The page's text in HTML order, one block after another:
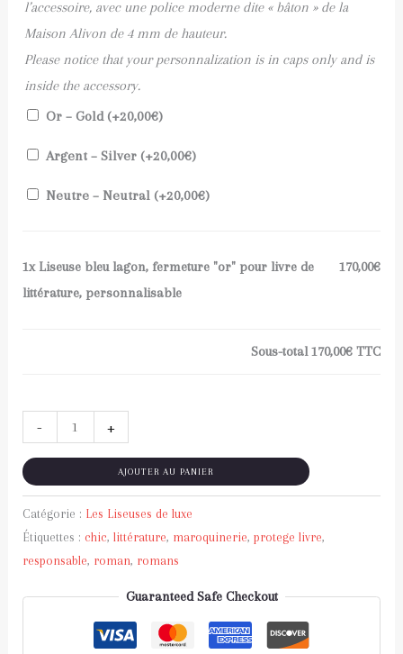
l’accessoire, avec une police moderne dite « bâton » de la
Maison Alivon de 4 mm de hauteur.
Please notice that your personnalization is in caps only and is
inside the accessory.
Or – Gold (+20,00€)
Argent – Silver (+20,00€)
Neutre – Neutral (+20,00€)
1x Liseuse bleu lagon, fermeture "or" pour livre de
littérature, personnalisable
170,00€
Sous-total170,00€ TTC
- +
AJOUTER AU PANIER
Catégorie : Les Liseuses de luxe
Étiquettes : chic, littérature, maroquinerie, protege livre,
responsable, roman, romans
Guaranteed Safe Checkout